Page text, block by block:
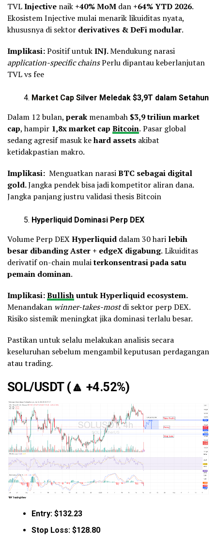
TVLInjective naik +40% MoM dan +64% YTD 2026.
Ekosistem Injective mulai menarik likuiditas nyata,
khususnya di sektor derivatives & DeFi modular.
Implikasi:Positif untukINJ.Mendukung narasi
application-specific chainsPerlu dipantau keberlanjutan
TVL vs fee
Market Cap Silver Meledak $3,9T dalam Setahun
Dalam 12 bulan, perak menambah $3,9 triliun market
cap, hampir 1,8x market cap Bitcoin. Pasar global
sedang agresif masuk kehard assets akibat
ketidakpastian makro.
Implikasi: Menguatkan narasiBTC sebagai digital
gold.Jangka pendek bisa jadi kompetitor aliran dana.
Jangka panjang justru validasi thesis Bitcoin
Hyperliquid Dominasi Perp DEX
Volume Perp DEXHyperliquid dalam 30 hari lebih
besar dibanding Aster + edgeX digabung. Likuiditas
derivatif on-chain mulaiterkonsentrasi pada satu
pemain dominan.
Implikasi:Bullishuntuk Hyperliquid ecosystem.
Menandakan winner-takes-mostdi sektor perp DEX.
Risiko sistemik meningkat jika dominasi terlalu besar.
Pastikan untuk selalu melakukan analisis secara
keseluruhan sebelum mengambil keputusan perdagangan
atau trading.
SOL/USDT (🔼 +4.52%)
Entry: $132.23
Stop Loss: $128.80